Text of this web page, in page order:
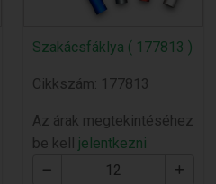
Szakácsfáklya ( 177813 )
Cikkszám: 177813
Az árak megtekintéséhez
be kell jelentkezni